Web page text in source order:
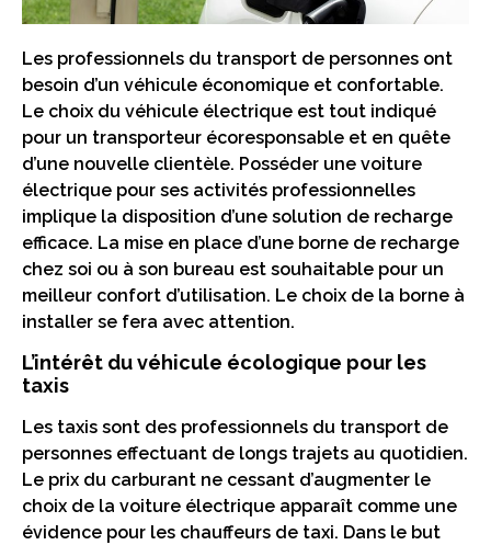
Les professionnels du transport de personnes ont
besoin d’un véhicule économique et confortable.
Le choix du véhicule électrique est tout indiqué
pour un transporteur écoresponsable et en quête
d’une nouvelle clientèle. Posséder une voiture
électrique pour ses activités professionnelles
implique la disposition d’une solution de recharge
efficace. La mise en place d’une borne de recharge
chez soi ou à son bureau est souhaitable pour un
meilleur confort d’utilisation. Le choix de la borne à
installer se fera avec attention.
L’intérêt du véhicule écologique pour les
taxis
Les taxis sont des professionnels du transport de
personnes effectuant de longs trajets au quotidien.
Le prix du carburant ne cessant d’augmenter le
choix de la voiture électrique apparaît comme une
évidence pour les chauffeurs de taxi. Dans le but